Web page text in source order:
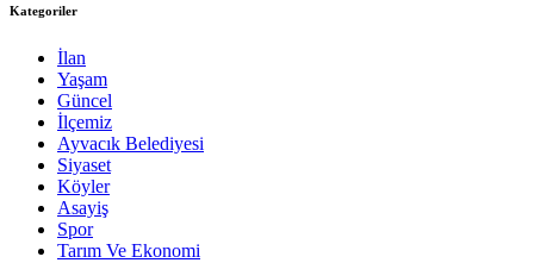
Kategoriler
İlan
Yaşam
Güncel
İlçemiz
Ayvacık Belediyesi
Siyaset
Köyler
Asayiş
Spor
Tarım Ve Ekonomi